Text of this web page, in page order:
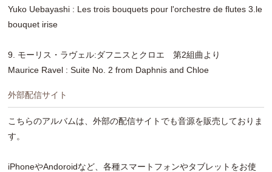
Yuko Uebayashi : Les trois bouquets pour l'orchestre de flutes 3.le
bouquet irise
9. モーリス・ラヴェル:ダフニスとクロエ 第2組曲より
Maurice Ravel : Suite No. 2 from Daphnis and Chloe
外部配信サイト
こちらのアルバムは、外部の配信サイトでも音源を販売しておりま
す。
iPhoneやAndoroidなど、各種スマートフォンやタブレットをお使